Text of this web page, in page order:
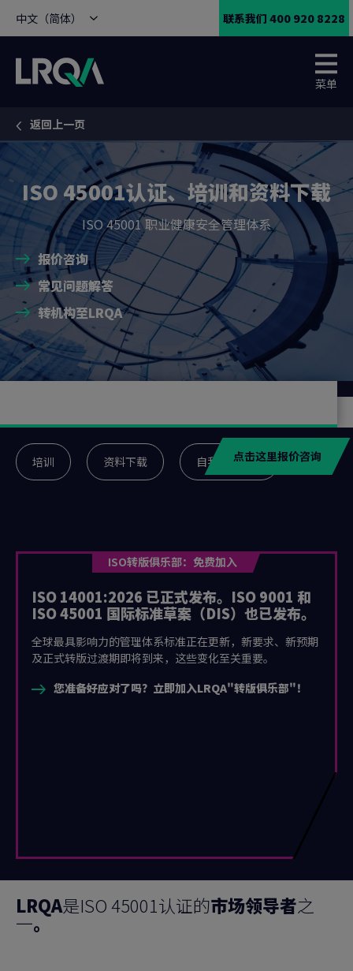
中文（简体） 联系我们 400 920 8228
菜单
You are here:
返回上一页
ISO 45001认证、培训和资料下载
ISO 45001 职业健康安全管理体系
报价咨询
常见问题解答
转机构至LRQA
点击这里报价咨询
培训 资料下载 自我评估工具
ISO 14001:2026 已正式发布。ISO 9001 和
ISO 45001 国际标准草案（DIS）也已发布。
全球最具影响力的管理体系标准正在更新，新要求、新预期
及正式转版过渡期即将到来，这些变化至关重要。
ISO转版俱乐部：免费加入
您准备好应对了吗？立即加入LRQA"转版俱乐部"！
LRQA是ISO 45001认证的市场领导者之
一。